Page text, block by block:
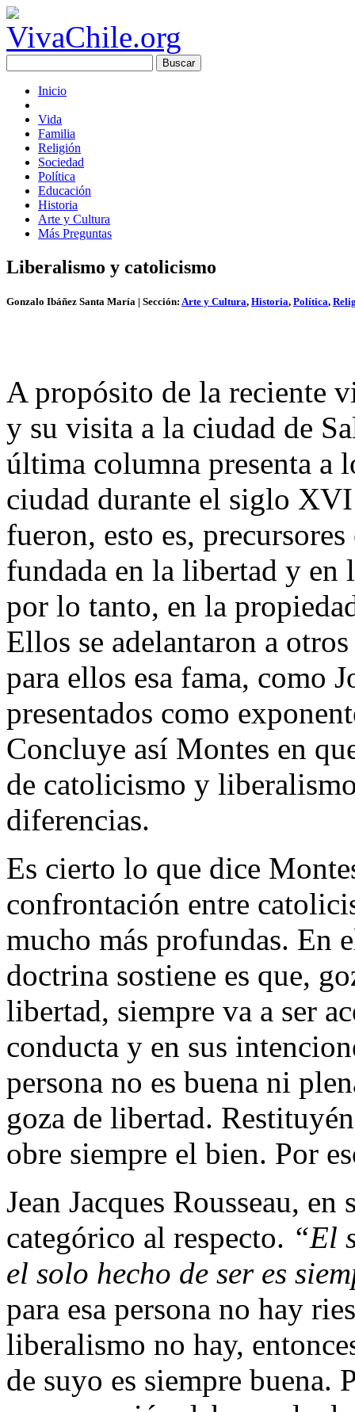
Inicio
Vida
Familia
Religión
Sociedad
Política
Educación
Historia
Arte y Cultura
Más Preguntas
Liberalismo y catolicismo
Gonzalo Ibáñez Santa María | Sección: Arte y Cultura, Historia, Política,
A propósito de la reciente
y su visita a la ciudad de
última columna presenta a
ciudad durante el siglo
fueron, esto es,
fundada en la libertad y en
por lo tanto, en la
Ellos se adelantaron a
para ellos esa fama, como
presentados como
Concluye así Montes en
de catolicismo y
diferencias.
Es cierto lo que dice
confrontación entre
mucho más profundas. En
doctrina sostiene es que,
libertad, siempre va a ser
conducta y en sus
persona no es buena ni
goza de libertad.
obre siempre el bien. Por
Jean Jacques Rousseau, en
categórico al respecto. “El
el solo hecho de ser es
para esa persona no hay
liberalismo no hay,
de suyo es siempre buena.